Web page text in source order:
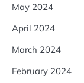
May 2024
April 2024
March 2024
February 2024